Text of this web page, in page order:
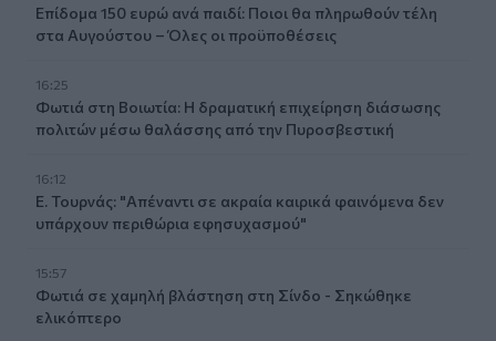
Επίδομα 150 ευρώ ανά παιδί: Ποιοι θα πληρωθούν τέλη
στα Αυγούστου – Όλες οι προϋποθέσεις
16:25
Φωτιά στη Βοιωτία: Η δραματική επιχείρηση διάσωσης
πολιτών μέσω θαλάσσης από την Πυροσβεστική
16:12
Ε. Τουρνάς: "Απέναντι σε ακραία καιρικά φαινόμενα δεν
υπάρχουν περιθώρια εφησυχασμού"
15:57
Φωτιά σε χαμηλή βλάστηση στη Σίνδο - Σηκώθηκε
ελικόπτερο